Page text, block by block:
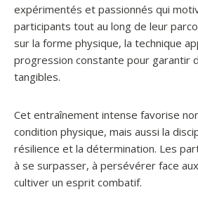
expérimentés et passionnés qui
participants tout au long de leur
sur la forme physique, la technique
progression constante pour garantir
tangibles.
Cet entraînement intense favorise
condition physique, mais aussi la
résilience et la détermination. Les
à se surpasser, à persévérer face
cultiver un esprit combatif.